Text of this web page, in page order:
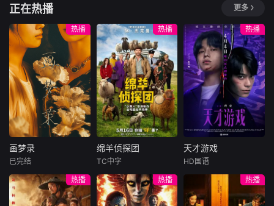
也描绘笨拙而温柔
她始终
对到看见彼此的脆
弱，甚至打破了“绝
不吃窝边草”的原则
坠入爱河。然而，
Putter过去的白月
光秘密曝光，让刚
萌芽的感情陷入巨
大危机。这是一个
关于那些边缘人在
混乱中抱团取暖、
面对情感危机并最
终在青春里发现真
我的成长故事。
處境劇的御用監製
羅鎮岳已經準備開
拍新一套處境劇，
暫定叫《愛．回家
之開心速遞》，
「過往的處境劇都
是以家庭為主，今
次當然不例外啦。
而故事除了家庭，
因為網購現在都好
hit，就會講到一間
百貨公司，入面開
設的網
国鹿鸣村和英国牛
津，麦香通过视频
向米良宣告：婚不
结了。鹿鸣村开了
锅，村民大骂麦香
是叛徒。麦香是婚
前体检查出不孕
症，从此走上虐心
旅途。米良火速回
国，麦香有苦说不
出。米良不再相信
情感，空虚
本剧以家族情
仇与时代情怀为主
轴，剧情叙述一场
突如其来的意外，
让「五秀园」的传
奇厨神总舖师万里
师(刘汉强饰)蒙冤
身亡，爱女(王乐妍
饰)坠海失踪，昔日
并肩打拼的四位弟
子:大师兄(窦智孔
饰)二师姐(星卉
正在热播 更多
热播
画梦录
林柏叡
民国的上海滩，身
画梦录
已完结
热播
绵羊侦探团
尼可拉斯·博朗
尼古拉斯·加利齐纳
绵羊侦探团
TC中字
热播
天才游戏
李蔓瑄
穷途末路的天才少
天才游戏
HD国语
热播
热播 热播